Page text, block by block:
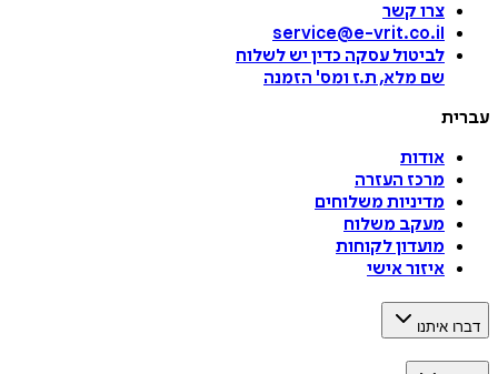
צרו קשר
service@e-vrit.co.il
לביטול עסקה כדין יש לשלוח
שם מלא, ת.ז ומס' הזמנה
עברית
אודות
מרכז העזרה
מדיניות משלוחים
מעקב משלוח
מועדון לקוחות
איזור אישי
דברו איתנו